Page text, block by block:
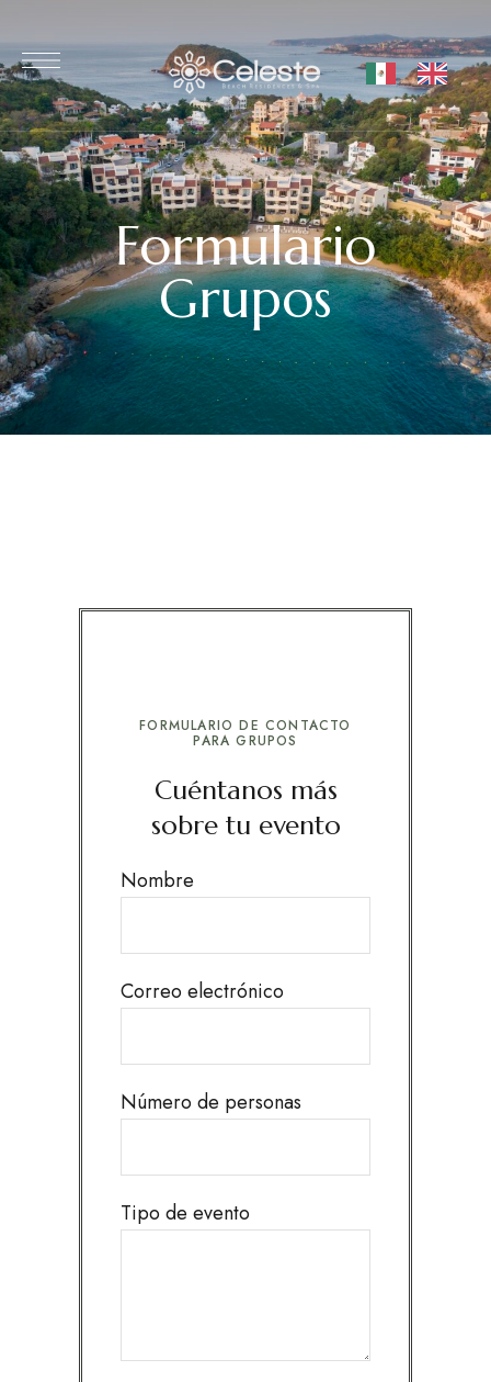
Formulario
Grupos
FORMULARIO DE CONTACTO
PARA GRUPOS
Cuéntanos más
sobre tu evento
Nombre
Correo electrónico
Número de personas
Tipo de evento